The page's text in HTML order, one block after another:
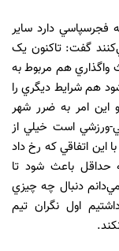
فجرسپاسي دارد ساير
گفت: تاکنون يک
واگذاري هم مربوط به
هم شرايط ديگري را
اين امر به ضرر شهر
ورزشي است خيلي از
اين اتفاقي که رخ داد
حداقل باعث شود تا
دنبال چه چيزي
اول نگران تيم